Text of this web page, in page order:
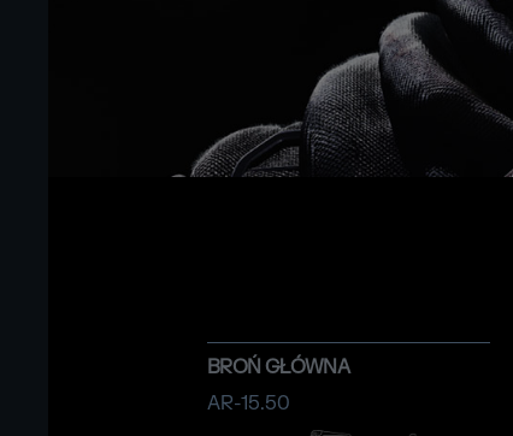
BROŃ GŁÓWNA
AR-15.50